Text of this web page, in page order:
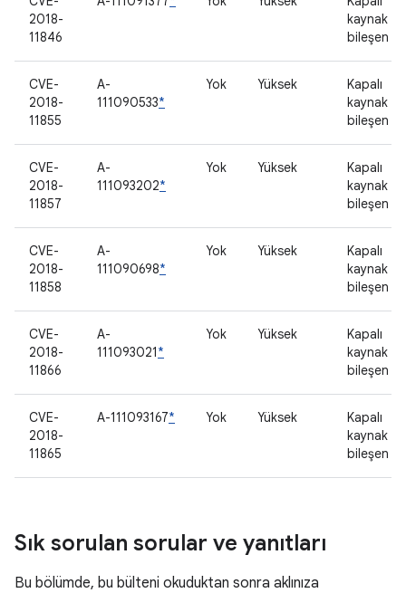
2018-
11846
kaynak
bileşen
CVE-
2018-
11855
A-
111090533*
Yok Yüksek
Kapalı
kaynak
bileşen
CVE-
2018-
11857
A-
111093202*
Yok Yüksek
Kapalı
kaynak
bileşen
CVE-
2018-
11858
A-
111090698*
Yok Yüksek
Kapalı
kaynak
bileşen
CVE-
2018-
11866
A-
111093021*
Yok Yüksek
Kapalı
kaynak
bileşen
CVE-
2018-
11865
A-111093167* Yok Yüksek
Kapalı
kaynak
bileşen
Sık sorulan sorular ve yanıtları
Bu bölümde, bu bülteni okuduktan sonra aklınıza